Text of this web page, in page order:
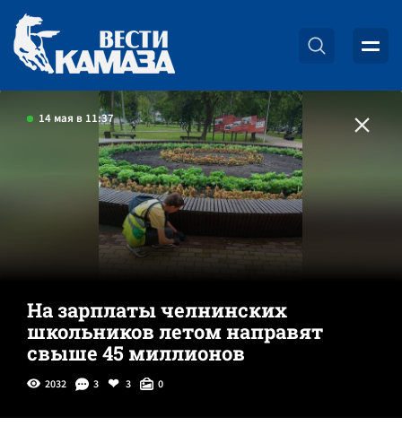
14 мая в 11:37
На зарплаты челнинских
школьников летом направят
свыше 45 миллионов
2032 3 3 0